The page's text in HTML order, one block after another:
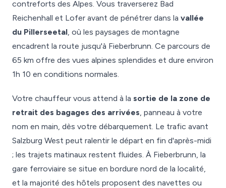
contreforts des Alpes. Vous traverserez Bad
Reichenhall et Lofer avant de pénétrer dans la vallée
du Pillerseetal, où les paysages de montagne
encadrent la route jusqu'à Fieberbrunn. Ce parcours de
65 km offre des vues alpines splendides et dure environ
1h 10 en conditions normales.
Votre chauffeur vous attend à la sortie de la zone de
retrait des bagages des arrivées, panneau à votre
nom en main, dès votre débarquement. Le trafic avant
Salzburg West peut ralentir le départ en fin d'après-midi
; les trajets matinaux restent fluides. À Fieberbrunn, la
gare ferroviaire se situe en bordure nord de la localité,
et la majorité des hôtels proposent des navettes ou